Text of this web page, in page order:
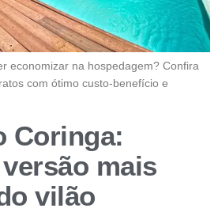
economizar na hospedagem? Confira
com ótimo custo-benefício e
Coringa:
mais
vilão